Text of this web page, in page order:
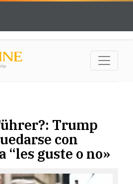
Trump
con
“les guste o no»